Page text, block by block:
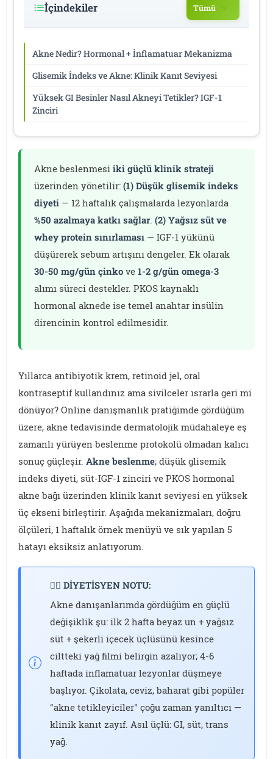
İçindekiler Tümü
Akne Nedir? Hormonal + İnflamatuar Mekanizma
Glisemik İndeks ve Akne: Klinik Kanıt Seviyesi
Yüksek GI Besinler Nasıl Akneyi Tetikler? IGF-1
Zinciri
Akne beslenmesiiki güçlü klinik strateji
üzerinden yönetilir:(1) Düşük glisemik indeks
diyeti — 12 haftalık çalışmalarda lezyonlarda
%50 azalmaya katkı sağlar.(2) Yağsız süt ve
whey protein sınırlaması — IGF-1 yükünü
düşürerek sebum artışını dengeler. Ek olarak
30-50 mg/gün çinko ve1-2 g/gün omega-3
alımı süreci destekler. PKOS kaynaklı
hormonal aknede ise temel anahtar insülin
direncinin kontrol edilmesidir.
Yıllarca antibiyotik krem, retinoid jel, oral
kontraseptif kullandınız ama sivilceler ısrarla geri mi
dönüyor? Online danışmanlık pratiğimde gördüğüm
üzere, akne tedavisinde dermatolojik müdahaleye eş
zamanlı yürüyen beslenme protokolü olmadan kalıcı
sonuç güçleşir.Akne beslenme; düşük glisemik
indeks diyeti, süt-IGF-1 zinciri ve PKOS hormonal
akne bağı üzerinden klinik kanıt seviyesi en yüksek
üç ekseni birleştirir. Aşağıda mekanizmaları, doğru
ölçüleri, 1 haftalık örnek menüyü ve sık yapılan 5
hatayı eksiksiz anlatıyorum.
👩‍⚕️ DİYETİSYEN NOTU:
Akne danışanlarımda gördüğüm en güçlü
değişiklik şu: ilk 2 hafta beyaz un + yağsız
süt + şekerli içecek üçlüsünü kesince
ciltteki yağ filmi belirgin azalıyor; 4-6
haftada inflamatuar lezyonlar düşmeye
başlıyor. Çikolata, ceviz, baharat gibi popüler
"akne tetikleyiciler" çoğu zaman yanıltıcı —
klinik kanıt zayıf. Asıl üçlü: GI, süt, trans
yağ.